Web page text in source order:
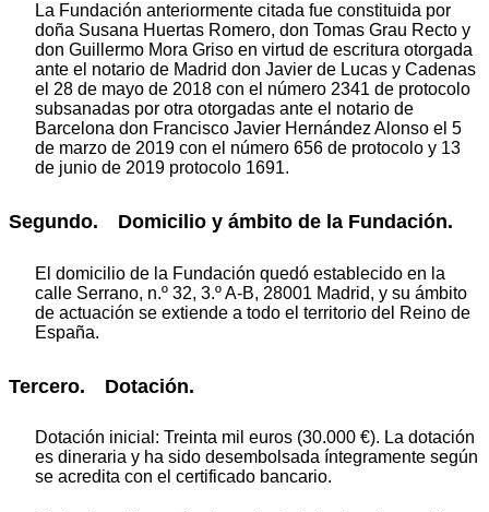
La Fundación anteriormente citada fue constituida por
doña Susana Huertas Romero, don Tomas Grau Recto y
don Guillermo Mora Griso en virtud de escritura otorgada
ante el notario de Madrid don Javier de Lucas y Cadenas
el 28 de mayo de 2018 con el número 2341 de protocolo
subsanadas por otra otorgadas ante el notario de
Barcelona don Francisco Javier Hernández Alonso el 5
de marzo de 2019 con el número 656 de protocolo y 13
de junio de 2019 protocolo 1691.
Segundo. Domicilio y ámbito de la Fundación.
El domicilio de la Fundación quedó establecido en la
calle Serrano, n.º 32, 3.º A-B, 28001 Madrid, y su ámbito
de actuación se extiende a todo el territorio del Reino de
España.
Tercero. Dotación.
Dotación inicial: Treinta mil euros (30.000 €). La dotación
es dineraria y ha sido desembolsada íntegramente según
se acredita con el certificado bancario.